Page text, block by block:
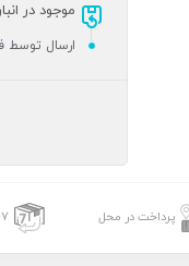
موجود در انبار
ارسال توسط
پرداخت در محل 7 روز ضمانت بازگشت